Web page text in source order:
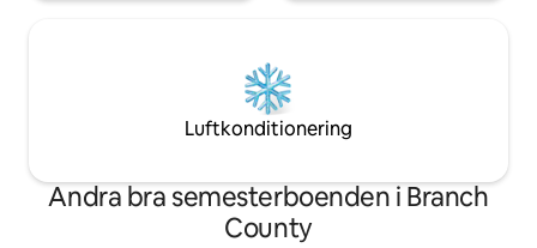
Luftkonditionering
Andra bra semesterboenden i Branch
County